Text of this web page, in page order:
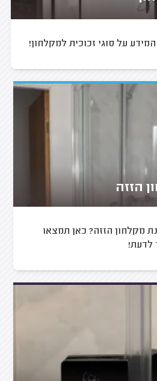
על סוגי זכוכית למקלחון!
הזזה
מקלחון הזזה? כאן תמצאו
לדעת!